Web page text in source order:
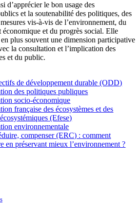
d’apprécier le bon usage des
et la soutenabilité des politiques, des
vis-à-vis de l’environnement, du
économique et du progrès social. Elle
plus souvent une dimension participative
la consultation et l’implication des
et du public.
de développement durable (ODD)
des politiques publiques
socio-économique
française des écosystèmes et des
(Efese)
environnementale
compenser (ERC) : comment
en préservant mieux l’environnement ?